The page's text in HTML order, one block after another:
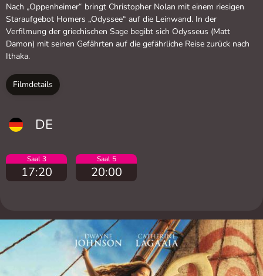
Nach „Oppenheimer“ bringt Christopher Nolan mit einem riesigen
Staraufgebot Homers „Odyssee“ auf die Leinwand. In der
Verfilmung der griechischen Sage begibt sich Odysseus (Matt
Damon) mit seinen Gefährten auf die gefährliche Reise zurück nach
Ithaka.
Filmdetails
DE
Saal 3
17:20
Saal 5
20:00